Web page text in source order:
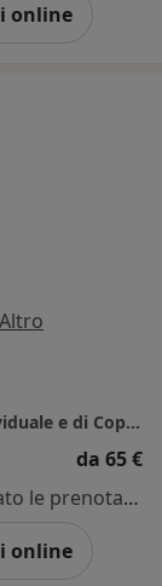
online
Altro
Studio di Psicologia e Psicoterapia Individuale e di Coppia - Roma
da 65 €
Questo dottore non ha ancora attivato le prenotazioni online presso questo indirizzo.
online